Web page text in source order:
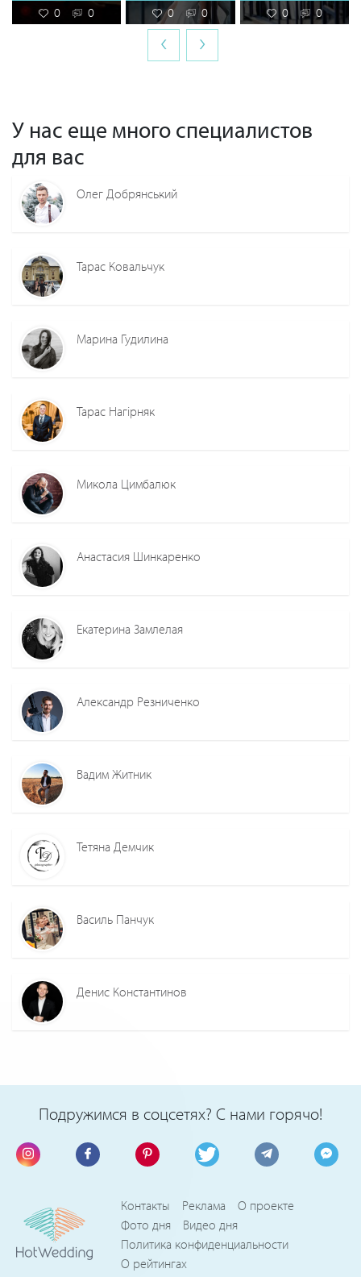
0 0 0 0 0 0
‹ ›
У нас еще много специалистов
для вас
Олег Добрянський
Тарас Ковальчук
Марина Гудилина
Тарас Нагірняк
Микола Цимбалюк
Анастасия Шинкаренко
Екатерина Замлелая
Александр Резниченко
Вадим Житник
Тетяна Демчик
Василь Панчук
Денис Константинов
Подружимся в соцсетях? С нами горячо!
Контакты Реклама
О проекте
Фото дня
Видео дня
Политика конфиденциальности
О рейтингах